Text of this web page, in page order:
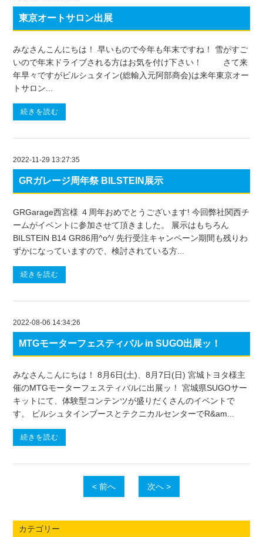
カテゴリー
東京オートサロン出展
みなさんこんにちは！ 早いもので今年も年末ですね！ 雪がすご
いので年末ドライブされる方はお気を付け下さい！ さて来
年早々ですがビルシュタイン(総輸入元阿部商会)は来年東京オー
トサロン...
続きを読む
2022-11-29 13:27:35
GRガレージ周年祭 BILSTEIN展示
GRGarage西宮様 ４周年おめでとうございます! 今回弊社関西チ
ームがイベントに参加させて頂きました。 展示はもちろん
BILSTEIN B14 GR86用^o^/ 先行受注キャンペーン期間も残りわ
ずかになっていますので、検討されている方...
続きを読む
2022-08-06 14:34:26
MTGモーターフェスティバル in SUGO出展ッ！
みなさんこんにちは！ 8月6日(土)、8月7日(日) 宮城トヨタ様主
催のMTGモーターフェスティバルに出展ッ！ 宮城県SUGOサー
キットにて、体験型コンテンツが盛りだくさんのイベントで
す。 ビルシュタインブースとテクニカルセンターでR&am...
続きを読む
< 前へ 次へ >